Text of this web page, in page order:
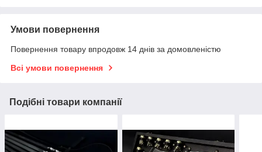
Умови повернення
Повернення товару впродовж 14 днів за домовленістю
Всі умови повернення
Подібні товари компанії